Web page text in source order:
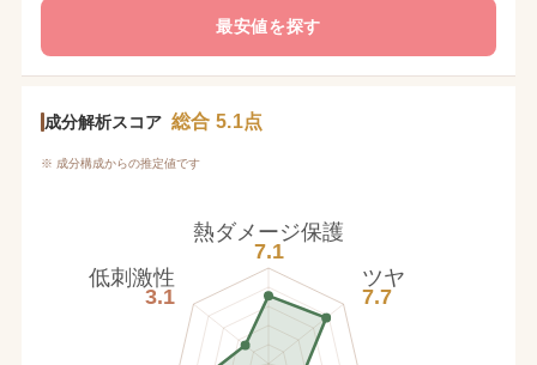
最安値を探す
成分解析スコア 総合 5.1点
※ 成分構成からの推定値です
熱ダメージ保護
7.1
ツヤ
7.7
低刺激性
3.1